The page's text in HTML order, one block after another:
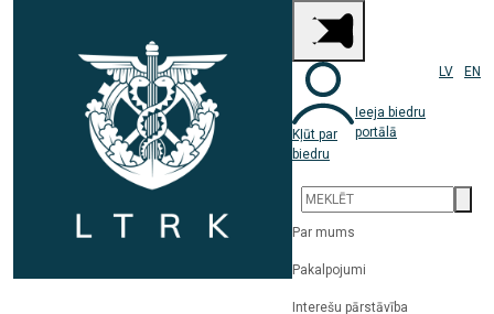
Kļūt par
biedru
Ieeja biedru
portālā
LV EN
Par mums
Pakalpojumi
Interešu pārstāvība